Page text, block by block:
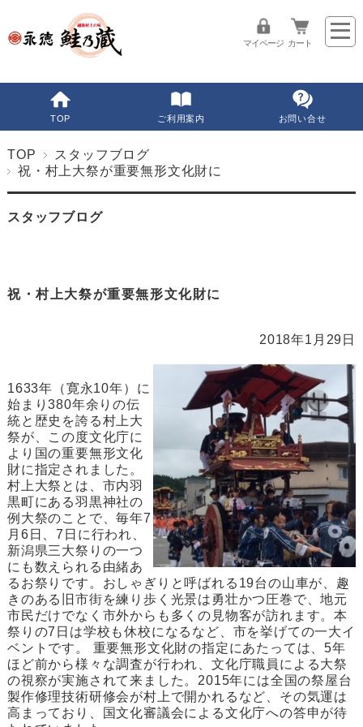
マイページ カート
TOP ご利用案内 お問い合せ
TOP
スタッフブログ
祝・村上大祭が重要無形文化財に
スタッフブログ
祝・村上大祭が重要無形文化財に
2018年1月29日
1633年（寛永10年）に
始まり380年余りの伝
統と歴史を誇る村上大
祭が、この度文化庁に
より国の重要無形文化
財に指定されました。
村上大祭とは、市内羽
黒町にある羽黒神社の
例大祭のことで、毎年7
月6日、7日に行われ、
新潟県三大祭りの一つ
にも数えられる由緒あ
るお祭りです。おしゃぎりと呼ばれる19台の山車が、趣
きのある旧市街を練り歩く光景は勇壮かつ圧巻で、地元
市民だけでなく市外からも多くの見物客が訪れます。本
祭りの7日は学校も休校になるなど、市を挙げての一大イ
ベントです。 重要無形文化財の指定にあたっては、5年
ほど前から様々な調査が行われ、文化庁職員による大祭
の視察が実施されて来ました。2015年には全国の祭屋台
製作修理技術研修会が村上で開かれるなど、その気運は
高まっており、国文化審議会による文化庁への答申が待